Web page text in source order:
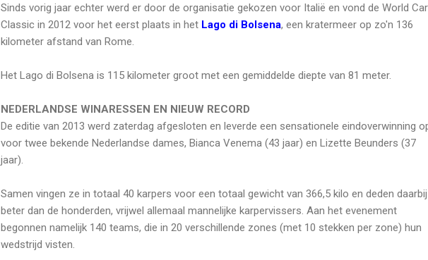
Sinds vorig jaar echter werd er door de organisatie gekozen voor Italië en vond de World
Classic in 2012 voor het eerst plaats in het Lago di Bolsena, een kratermeer op zo'n 136
kilometer afstand van Rome.
Het Lago di Bolsena is 115 kilometer groot met een gemiddelde diepte van 81 meter.
NEDERLANDSE WINARESSEN EN NIEUW RECORD
De editie van 2013 werd zaterdag afgesloten en leverde een sensationele eindoverwinning
voor twee bekende Nederlandse dames, Bianca Venema (43 jaar) en Lizette Beunders (37
jaar).
Samen vingen ze in totaal 40 karpers voor een totaal gewicht van 366,5 kilo en deden daarbij
beter dan de honderden, vrijwel allemaal mannelijke karpervissers. Aan het evenement
begonnen namelijk 140 teams, die in 20 verschillende zones (met 10 stekken per zone) hun
wedstrijd visten.